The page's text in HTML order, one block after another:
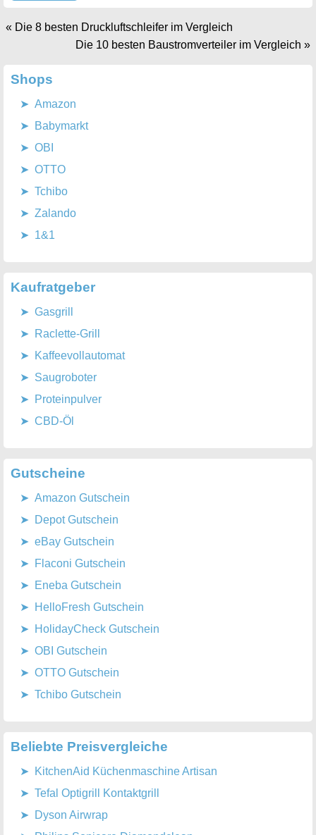
« Die 8 besten Druckluftschleifer im Vergleich
Die 10 besten Baustromverteiler im Vergleich »
Shops
Amazon
Babymarkt
OBI
OTTO
Tchibo
Zalando
1&1
Kaufratgeber
Gasgrill
Raclette-Grill
Kaffeevollautomat
Saugroboter
Proteinpulver
CBD-Öl
Gutscheine
Amazon Gutschein
Depot Gutschein
eBay Gutschein
Flaconi Gutschein
Eneba Gutschein
HelloFresh Gutschein
HolidayCheck Gutschein
OBI Gutschein
OTTO Gutschein
Tchibo Gutschein
Beliebte Preisvergleiche
KitchenAid Küchenmaschine Artisan
Tefal Optigrill Kontaktgrill
Dyson Airwrap